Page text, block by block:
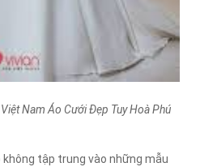
Nam Áo Cưới Đẹp Tuy Hoà Phú
tập trung vào những mẫu